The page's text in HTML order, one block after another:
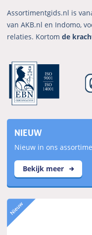
Assortimentgids.nl is
van AKB.nl en Indomo,
relaties. Kortomde
NIEUW
Nieuw in ons
Bekijk meer